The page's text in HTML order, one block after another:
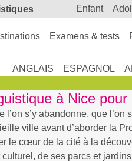
enfant
Examens & tests
ANGLAIS ESPAGNOL
à Nice pour
l’on s’y abandonne, que l’on
ville avant d’aborder la
le cœur de la cité à la
de ses parcs et